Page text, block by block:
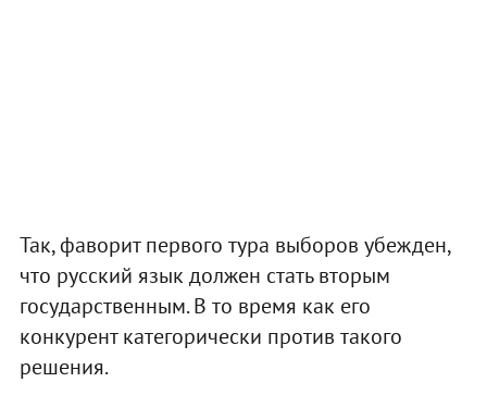
Так, фаворит первого тура выборов убежден,
что русский язык должен стать вторым
государственным. В то время как его
конкурент категорически против такого
решения.